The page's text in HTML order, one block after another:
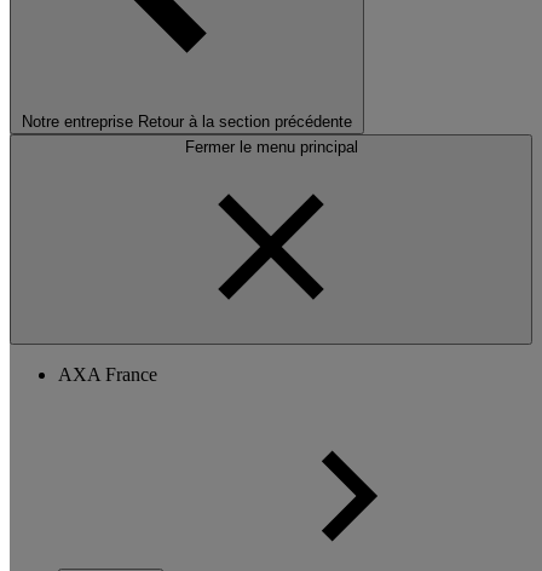
Notre entreprise Retour à la section précédente
Fermer le menu principal
AXA France